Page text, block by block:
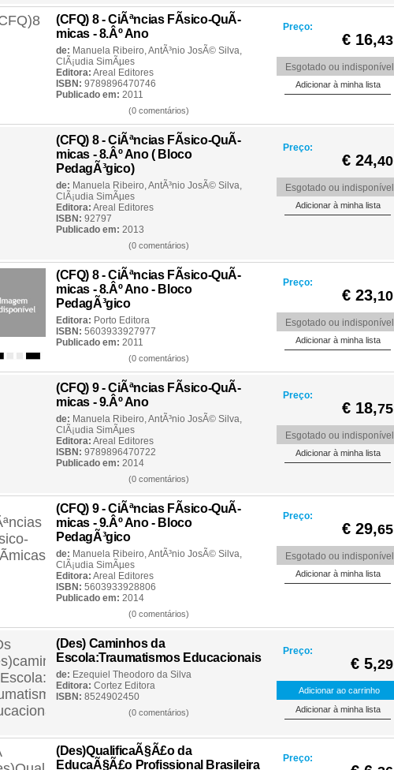
Preço:
€ 16,43
Esgotado ou indisponível
(CFQ) 8 - CiÃªncias FÃ­sico-QuÃ­
micas - 8.Âº Ano
de: Manuela Ribeiro AntÃ³nio JosÃ© Silva
ClÃ¡udia SimÃµes
Editora: Areal Editores
ISBN: 9789896470746
Publicado em: 2011
(0 comentários)
Preço:
€ 24,40
Esgotado ou indisponível
(CFQ) 8 - CiÃªncias FÃ­sico-QuÃ­
micas - 8.Âº Ano ( Bloco
PedagÃ³gico)
de: Manuela Ribeiro AntÃ³nio JosÃ© Silva
ClÃ¡udia SimÃµes
Editora: Areal Editores
ISBN: 92797
Publicado em: 2013
(0 comentários)
Preço:
€ 23,10
Esgotado ou indisponível
(CFQ) 8 - CiÃªncias FÃ­sico-QuÃ­
micas - 8.Âº Ano - Bloco
PedagÃ³gico
Editora: Porto Editora
ISBN: 5603933927977
Publicado em: 2011
(0 comentários)
Preço:
€ 18,75
Esgotado ou indisponível
(CFQ) 9 - CiÃªncias FÃ­sico-QuÃ­
micas - 9.Âº Ano
de: Manuela Ribeiro AntÃ³nio JosÃ© Silva
ClÃ¡udia SimÃµes
Editora: Areal Editores
ISBN: 9789896470722
Publicado em: 2014
(0 comentários)
Preço:
€ 29,65
Esgotado ou indisponível
(CFQ) 9 - CiÃªncias FÃ­sico-QuÃ­
micas - 9.Âº Ano - Bloco
PedagÃ³gico
de: Manuela Ribeiro AntÃ³nio JosÃ© Silva
ClÃ¡udia SimÃµes
Editora: Areal Editores
ISBN: 5603933928806
Publicado em: 2014
(0 comentários)
Preço:
€ 5,29
(Des) Caminhos da
Escola:Traumatismos Educacionais
de: Ezequiel Theodoro da Silva
Editora: Cortez Editora
ISBN: 8524902450
(0 comentários)
Preço:
(Des)QualificaÃ§Ã£o da
EducaÃ§Ã£o Profissional Brasileira